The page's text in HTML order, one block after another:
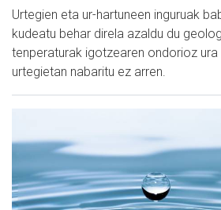
Urtegien eta ur-hartuneen inguruak
kudeatu behar direla azaldu du
tenperaturak igotzearen ondorioz ura
urtegietan nabaritu ez arren.